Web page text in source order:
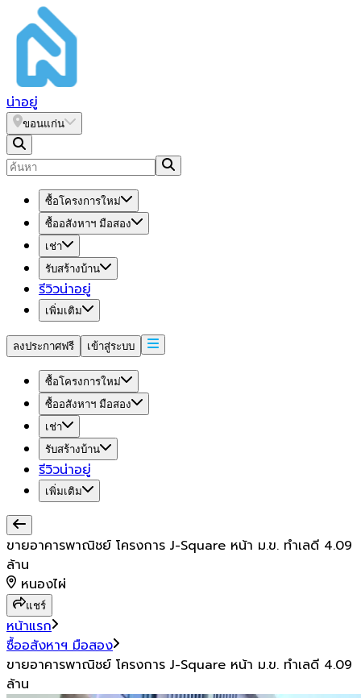
น่าอยู่
ขอนแก่น
ซื้อโครงการใหม่
ซื้ออสังหาฯ มือสอง
เช่า
รับสร้างบ้าน
รีวิวน่าอยู่
เพิ่มเติม
ลงประกาศฟรี เข้าสู่ระบบ
ซื้อโครงการใหม่
ซื้ออสังหาฯ มือสอง
เช่า
รับสร้างบ้าน
รีวิวน่าอยู่
เพิ่มเติม
ขายอาคารพาณิชย์ โครงการ J-Square หน้า ม.ข. ทำเลดี 4.09
ล้าน
หนองไผ่
แชร์
หน้าแรก
ซื้ออสังหาฯ มือสอง
ขายอาคารพาณิชย์ โครงการ J-Square หน้า ม.ข. ทำเลดี 4.09
ล้าน